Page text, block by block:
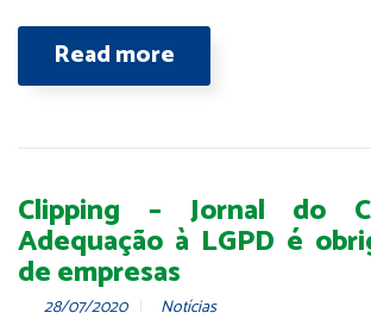
Read more
Clipping – Jornal do
Adequação à LGPD é
de empresas
28/07/2020 Notícias